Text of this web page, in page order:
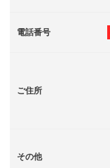
電話番号
ご住所
その他